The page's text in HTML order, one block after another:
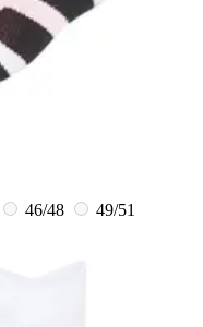
46/48
49/51